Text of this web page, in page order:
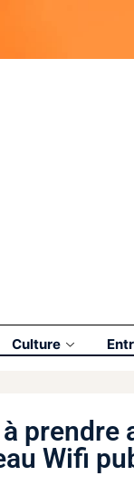
Culture
prendre
Wifi